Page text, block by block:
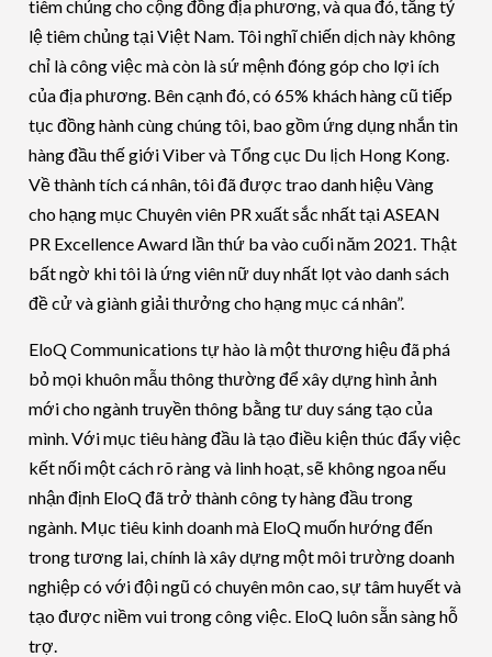
tiêm chủng cho cộng đồng địa phương, và qua đó, tăng tỷ
lệ tiêm chủng tại Việt Nam. Tôi nghĩ chiến dịch này không
chỉ là công việc mà còn là sứ mệnh đóng góp cho lợi ích
của địa phương. Bên cạnh đó, có 65% khách hàng cũ tiếp
tục đồng hành cùng chúng tôi, bao gồm ứng dụng nhắn tin
hàng đầu thế giới Viber và Tổng cục Du lịch Hong Kong.
Về thành tích cá nhân, tôi đã được trao danh hiệu Vàng
cho hạng mục Chuyên viên PR xuất sắc nhất tại ASEAN
PR Excellence Award lần thứ ba vào cuối năm 2021. Thật
bất ngờ khi tôi là ứng viên nữ duy nhất lọt vào danh sách
đề cử và giành giải thưởng cho hạng mục cá nhân”.
EloQ Communications tự hào là một thương hiệu đã phá
bỏ mọi khuôn mẫu thông thường để xây dựng hình ảnh
mới cho ngành truyền thông bằng tư duy sáng tạo của
mình. Với mục tiêu hàng đầu là tạo điều kiện thúc đẩy việc
kết nối một cách rõ ràng và linh hoạt, sẽ không ngoa nếu
nhận định EloQ đã trở thành công ty hàng đầu trong
ngành. Mục tiêu kinh doanh mà EloQ muốn hướng đến
trong tương lai, chính là xây dựng một môi trường doanh
nghiệp có với đội ngũ có chuyên môn cao, sự tâm huyết và
tạo được niềm vui trong công việc. EloQ luôn sẵn sàng hỗ
trợ.